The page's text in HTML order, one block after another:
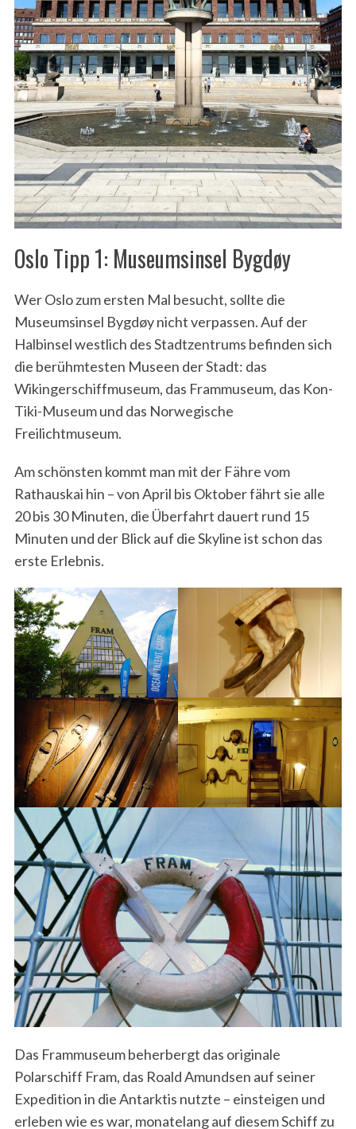
Oslo Tipp 1: Museumsinsel Bygdøy
Wer Oslo zum ersten Mal besucht, sollte die
Museumsinsel Bygdøy nicht verpassen. Auf der
Halbinsel westlich des Stadtzentrums befinden sich
die berühmtesten Museen der Stadt: das
Wikingerschiffmuseum, das Frammuseum, das Kon-
Tiki-Museum und das Norwegische
Freilichtmuseum.
Am schönsten kommt man mit der Fähre vom
Rathauskai hin – von April bis Oktober fährt sie alle
20 bis 30 Minuten, die Überfahrt dauert rund 15
Minuten und der Blick auf die Skyline ist schon das
erste Erlebnis.
Das Frammuseum beherbergt das originale
Polarschiff Fram, das Roald Amundsen auf seiner
Expedition in die Antarktis nutzte – einsteigen und
erleben wie es war, monatelang auf diesem Schiff zu